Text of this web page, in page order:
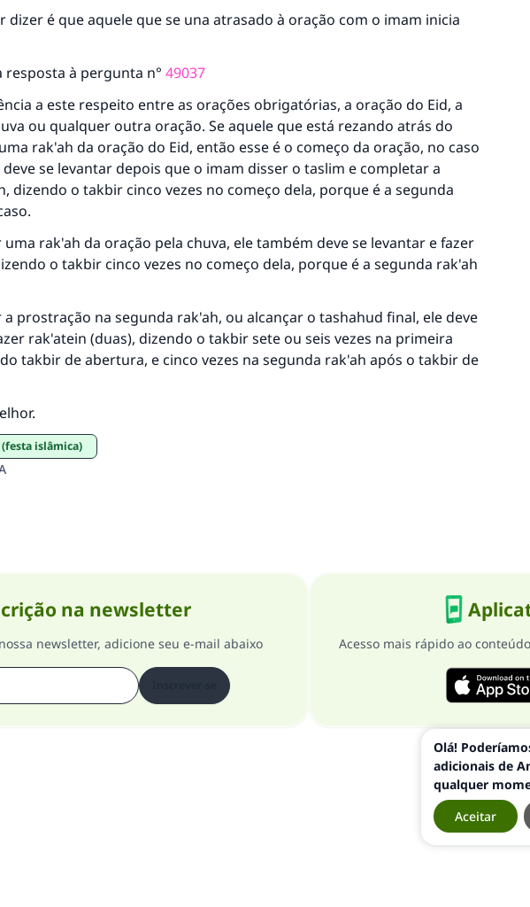
dizer é que aquele que se una atrasado à oração com o imam inicia
resposta à pergunta n° 49037
a este respeito entre as orações obrigatórias, a oração do Eid, a
ou qualquer outra oração. Se aquele que está rezando atrás do
uma rak'ah da oração do Eid, então esse é o começo da oração, no caso
deve se levantar depois que o imam disser o taslim e completar a
dizendo o takbir cinco vezes no começo dela, porque é a segunda
uma rak'ah da oração pela chuva, ele também deve se levantar e fazer
o takbir cinco vezes no começo dela, porque é a segunda rak'ah
a prostração na segunda rak'ah, ou alcançar o tashahud final, ele deve
rak'atein (duas), dizendo o takbir sete ou seis vezes na primeira
takbir de abertura, e cinco vezes na segunda rak'ah após o takbir de
(festa islâmica)
na newsletter
newsletter, adicione seu e-mail abaixo Acesso mais rápido ao
Ajude-nos a responder à Ummah
quer que incentive outros a fazer o que é bom receberá a
mesma recompensa que aqueles que o fazem."
(MUSLIM, 1893)
CONTRIBUIR
Olá!
adicionais de
qualquer
Aceitar